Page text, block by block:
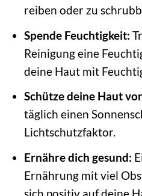
reiben oder zu
Spende Feuchtigkeit:
Reinigung eine
deine Haut mit
Schütze deine Haut
täglich einen
Lichtschutzfaktor.
Ernähre dich gesund:
Ernährung mit viel
sich positiv auf deine